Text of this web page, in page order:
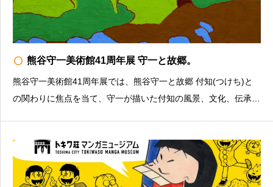
radio_button_unchecked 熊谷守一美術館41周年展 守一と故郷。
熊谷守一美術館41周年展では、熊谷守一と故郷 付知(つけち)と
の関わりに焦点を当て、守一が描いた付知の風景、文化、伝承、
大学生300円、小・中学生100円、